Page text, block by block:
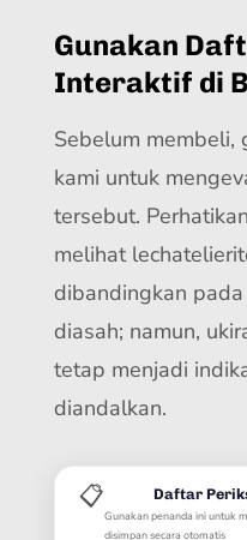
Gunakan
Interaktif di
Sebelum membeli,
kami untuk
tersebut.
melihat
dibandingkan
diasah; namun,
tetap menjadi
diandalkan.
📋 Daftar
Gunakan penanda ini untuk
disimpan secara otomatis